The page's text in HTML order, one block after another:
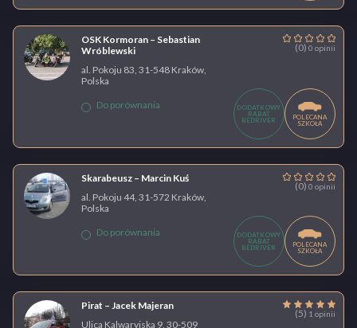
OSK Kormoran – Sebastian
Wróblewski
(0) 0 opinii
al. Pokoju 83, 31-548 Kraków,
Polska
Do porównania
DODATKOWY
RABAT
BEDRIVER
POLECANA
SZKOŁA
Skarabeusz – Marcin Kuś
(0) 0 opinii
al. Pokoju 44, 31-572 Kraków,
Polska
Do porównania
DODATKOWY
RABAT
BEDRIVER
POLECANA
SZKOŁA
Pirat – Jacek Majeran
(5) 1 opinii
Ulica Kalwaryjska 9, 30-509